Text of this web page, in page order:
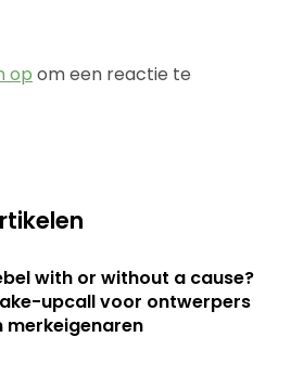
op om een reactie te
with or without a cause?
upcall voor ontwerpers
merkeigenaren